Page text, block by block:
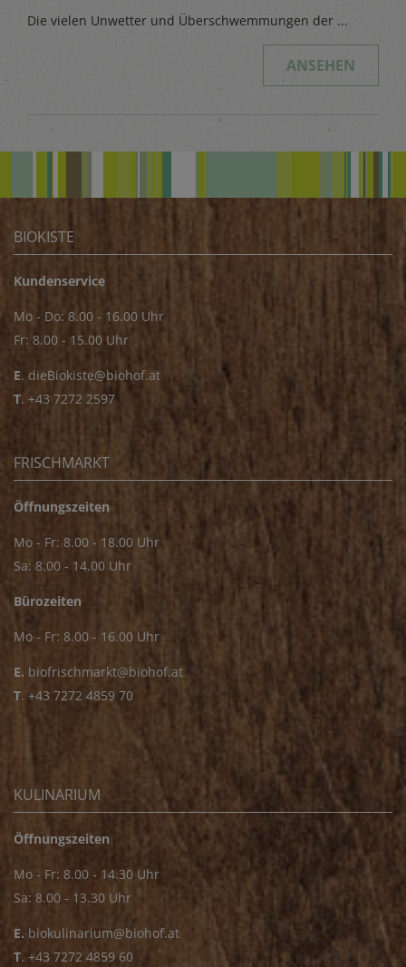
Die vielen Unwetter und Überschwemmungen der ...
ANSEHEN
BIOKISTE
Kundenservice
Mo - Do: 8.00 - 16.00 Uhr
Fr: 8.00 - 15.00 Uhr
E. dieBiokiste@biohof.at
T. +43 7272 2597
FRISCHMARKT
Öffnungszeiten
Mo - Fr: 8.00 - 18.00 Uhr
Sa: 8.00 - 14.00 Uhr
Bürozeiten
Mo - Fr: 8.00 - 16.00 Uhr
E. biofrischmarkt@biohof.at
T. +43 7272 4859 70
KULINARIUM
Öffnungszeiten
Mo - Fr: 8.00 - 14.30 Uhr
Sa: 8.00 - 13.30 Uhr
E. biokulinarium@biohof.at
T. +43 7272 4859 60